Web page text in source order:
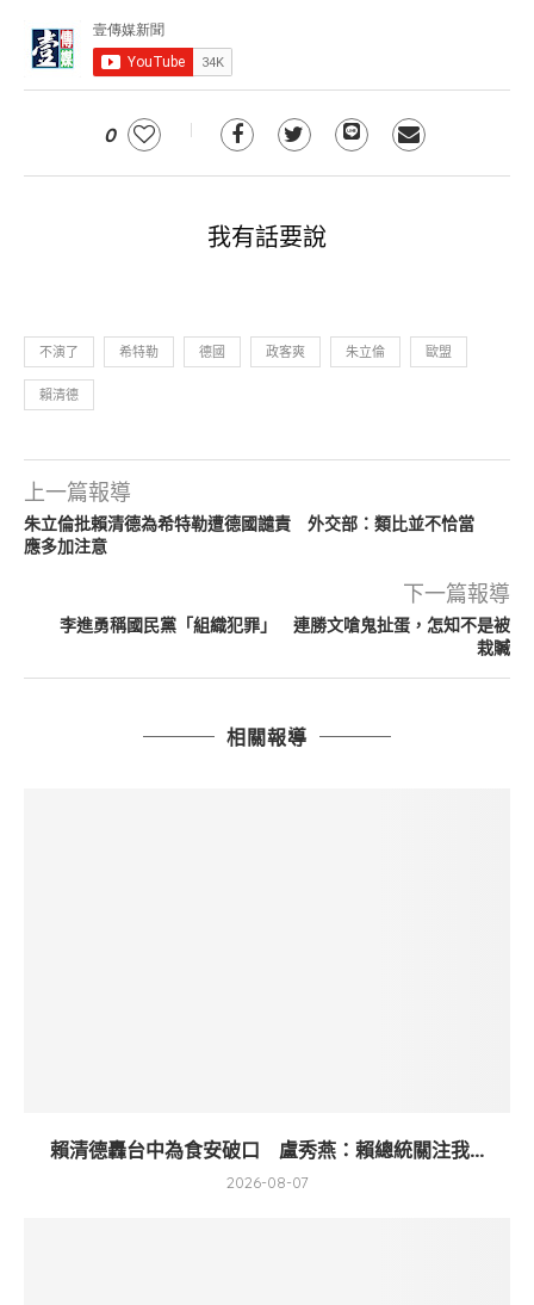
0
我有話要說
不演了 希特勒 德國 政客爽 朱立倫 歐盟
賴清德
上一篇報導
朱立倫批賴清德為希特勒遭德國譴責 外交部：類比並不恰當
應多加注意
下一篇報導
李進勇稱國民黨「組織犯罪」 連勝文嗆鬼扯蛋，怎知不是被
栽贓
相關報導
賴清德轟台中為食安破口 盧秀燕：賴總統關注我...
2026-08-07